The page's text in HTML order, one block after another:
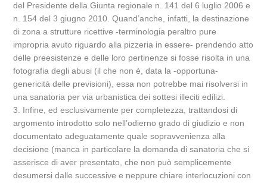
del Presidente della Giunta regionale n. 141 del 6 luglio 2006 e
n. 154 del 3 giugno 2010. Quand’anche, infatti, la destinazione
di zona a strutture ricettive -terminologia peraltro pure
impropria avuto riguardo alla pizzeria in essere- prendendo atto
delle preesistenze e delle loro pertinenze si fosse risolta in una
fotografia degli abusi (il che non è, data la -opportuna-
genericità delle previsioni), essa non potrebbe mai risolversi in
una sanatoria per via urbanistica dei sottesi illeciti edilizi.
3. Infine, ed esclusivamente per completezza, trattandosi di
argomento introdotto solo nell’odierno grado di giudizio e non
documentato adeguatamente quale sopravvenienza alla
decisione (manca in particolare la domanda di sanatoria che si
asserisce di aver presentato, che non può semplicemente
desumersi dalle successive e neppure chiare interlocuzioni con